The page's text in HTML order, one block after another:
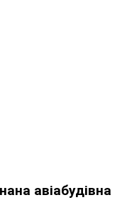
авіабудівна